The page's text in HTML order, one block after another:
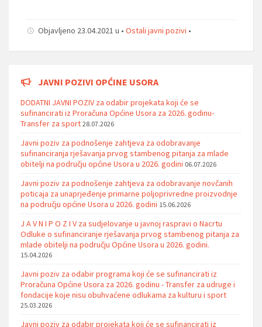
Objavljeno 23.04.2021 u • Ostali javni pozivi •
JAVNI POZIVI OPĆINE USORA
DODATNI JAVNI POZIV za odabir projekata koji će se
sufinancirati iz Proračuna Općine Usora za 2026. godinu-
Transfer za sport 28.07.2026
Javni poziv za podnošenje zahtjeva za odobravanje
sufinanciranja rješavanja prvog stambenog pitanja za mlade
obitelji na području općine Usora u 2026. godini 06.07.2026
Javni poziv za podnošenje zahtjeva za odobravanje novčanih
poticaja za unaprjeđenje primarne poljoprivredne proizvodnje
na području općine Usora u 2026. godini 15.06.2026
J A V N I P O Z I V za sudjelovanje u javnoj raspravi o Nacrtu
Odluke o sufinanciranje rješavanja prvog stambenog pitanja za
mlade obitelji na području Općine Usora u 2026. godini.
15.04.2026
Javni poziv za odabir programa koji će se sufinancirati iz
Proračuna Općine Usora za 2026. godinu - Transfer za udruge i
fondacije koje nisu obuhvaćene odlukama za kulturu i sport
25.03.2026
Javni poziv za odabir projekata koji će se sufinancirati iz